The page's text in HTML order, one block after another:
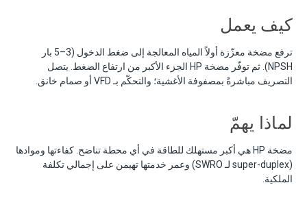
كيف يعمل
ترفع مضخة معزّزة أولاً المياه المعالجة إلى ضغط الدخول (3–5 بار
NPSH). ثم توفّر مضخة HP الجزء الأكبر من ارتفاع الضغط. يتصل
التصريف مباشرةً بمصفوفة الأغشية؛ والتحكّم بـ VFD أو صمام خانق.
لماذا يهمّ
مضخة HP هي أكبر مستهلك للطاقة في أي محطة تناضح. كفاءتها وموادها
(super-duplex لـ SWRO) وعمر خدمتها تهيمن على إجمالي تكلفة
الملكية.